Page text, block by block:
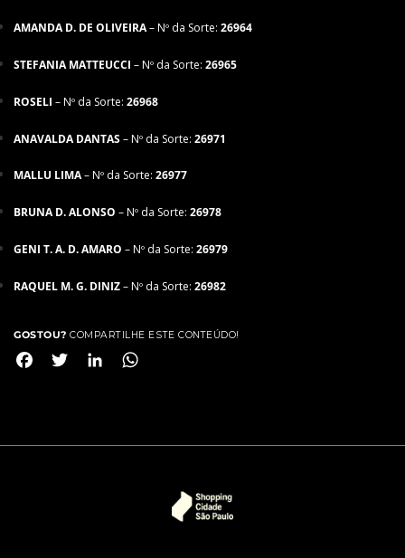
AMANDA D. DE OLIVEIRA– Nº da Sorte: 26964
STEFANIA MATTEUCCI – Nº da Sorte: 26965
ROSELI – Nº da Sorte: 26968
ANAVALDA DANTAS– Nº da Sorte: 26971
MALLU LIMA– Nº da Sorte: 26977
BRUNA D. ALONSO – Nº da Sorte: 26978
GENI T. A. D. AMARO – Nº da Sorte: 26979
RAQUEL M. G. DINIZ– Nº da Sorte: 26982
GOSTOU? COMPARTILHE ESTE CONTEÚDO!
FacebookTwitterLinkedIn